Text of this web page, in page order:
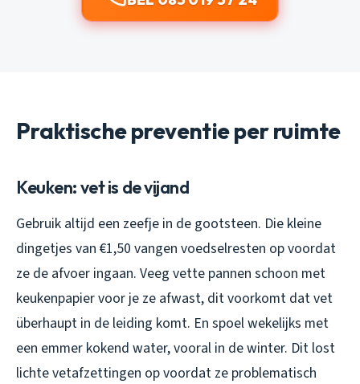
Praktische preventie per ruimte
Keuken: vet is de vijand
Gebruik altijd een zeefje in de gootsteen. Die kleine
dingetjes van €1,50 vangen voedselresten op voordat
ze de afvoer ingaan. Veeg vette pannen schoon met
keukenpapier voor je ze afwast, dit voorkomt dat vet
überhaupt in de leiding komt. En spoel wekelijks met
een emmer kokend water, vooral in de winter. Dit lost
lichte vetafzettingen op voordat ze problematisch